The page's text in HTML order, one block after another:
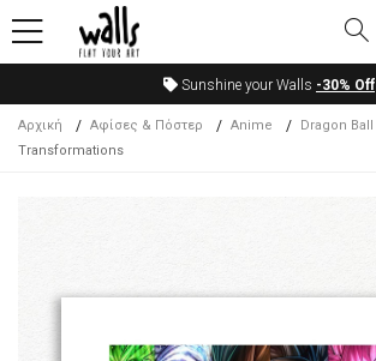
Sunshine your Walls -30% Off
Αρχική Αφίσες & Πόστερ Anime Dragon Ball
Transformations